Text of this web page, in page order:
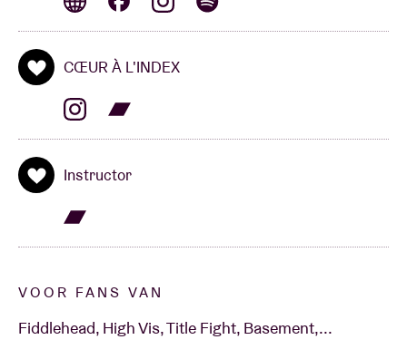
CŒUR À L'INDEX
Instructor
VOOR FANS VAN
Fiddlehead, High Vis, Title Fight, Basement,...